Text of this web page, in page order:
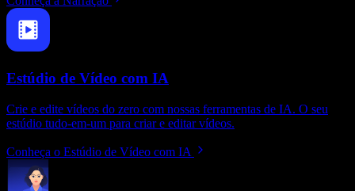
Estúdio de Vídeo com IA
Crie e edite vídeos do zero com nossas ferramentas de IA. O seu
estúdio tudo-em-um para criar e editar vídeos.
Conheça o Estúdio de Vídeo com IA